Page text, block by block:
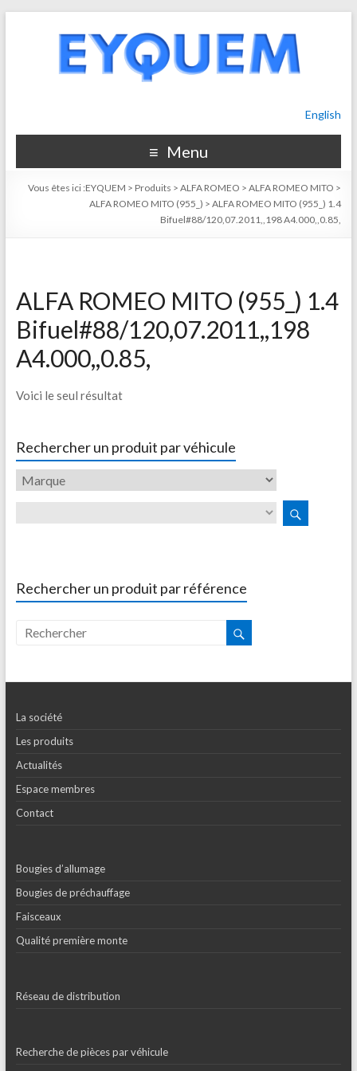
English
Menu
Vous êtes ici :EYQUEM > Produits >ALFA ROMEO >ALFA ROMEO MITO >
ALFA ROMEO MITO (955_) >ALFA ROMEO MITO (955_) 1.4
Bifuel#88/120,07.2011,,198 A4.000,,0.85,
ALFA ROMEO MITO (955_) 1.4
Bifuel#88/120,07.2011,,198
A4.000,,0.85,
Voici le seul résultat
Rechercher un produit par véhicule
Rechercher un produit par référence
La société
Les produits
Actualités
Espace membres
Contact
Bougies d’allumage
Bougies de préchauffage
Faisceaux
Qualité première monte
Réseau de distribution
Recherche de pièces par véhicule